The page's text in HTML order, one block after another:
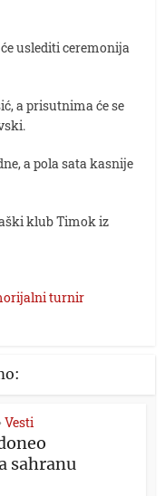
će uslediti ceremonija
a prisutnima će se
a pola sata kasnije
klub Timok iz
turnir
• Vesti
sahranu